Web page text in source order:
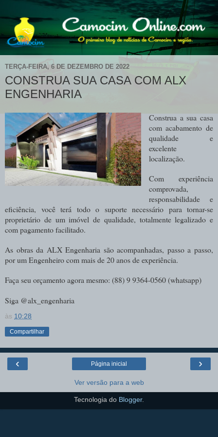
TERÇA-FEIRA, 6 DE DEZEMBRO DE 2022
CONSTRUA SUA CASA COM ALX
ENGENHARIA
Construa a sua casa
com acabamento de
qualidade e
excelente
localização.
Com experiência
comprovada,
responsabilidade e
eficiência, você terá todo o suporte necessário para tornar-se
proprietário de um imóvel de qualidade, totalmente legalizado e
com pagamento facilitado.
As obras da ALX Engenharia são acompanhadas, passo a passo,
por um Engenheiro com mais de 20 anos de experiência.
Faça seu orçamento agora mesmo: (88) 9 9364-0560 (whatsapp)
Siga @alx_engenharia
às 10:28
Compartilhar
‹ ›
Página inicial
Ver versão para a web
Tecnologia do Blogger.